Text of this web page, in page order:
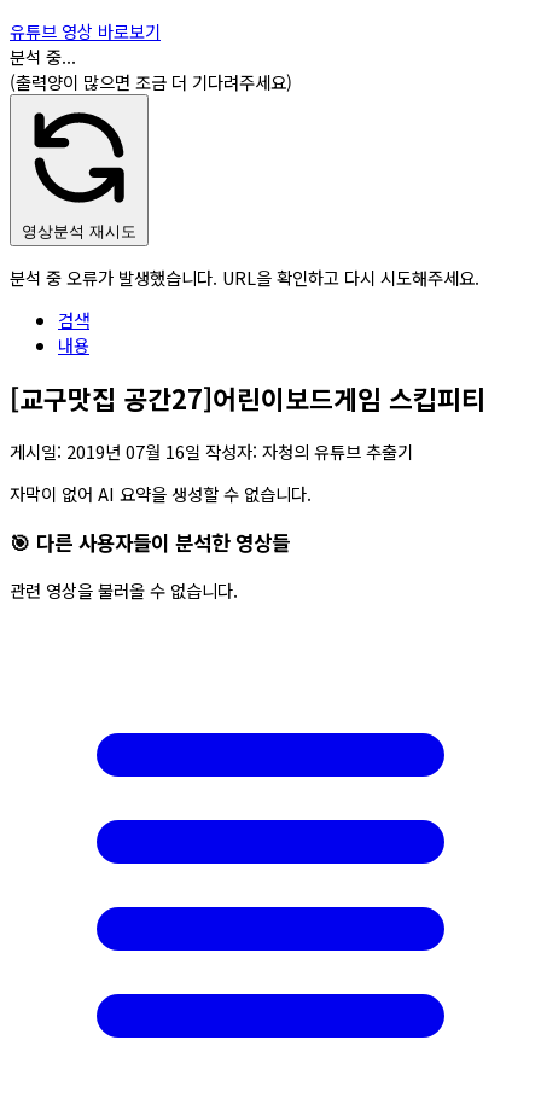
유튜브 영상 바로보기
분석 중...
(출력양이 많으면 조금 더 기다려주세요)
영상분석 재시도
분석 중 오류가 발생했습니다. URL을 확인하고 다시 시도해주세요.
검색
내용
[교구맛집 공간27]어린이보드게임 스킵피티
게시일: 2019년 07월 16일 작성자: 자청의 유튜브 추출기
자막이 없어 AI 요약을 생성할 수 없습니다.
🎯 다른 사용자들이 분석한 영상들
관련 영상을 불러올 수 없습니다.